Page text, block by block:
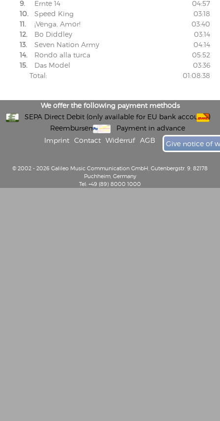
9.
Ernte 14
04:57
10.
Speed King
03:18
11.
¡Venga, Amor!
03:40
12.
Bo Diddley
03:14
13.
Seven Nation Army
04:14
14.
Rondo alla turca
05:52
15.
Das Model
03:36
Total:
01:08:38
We offer the following payment methods
SEPA Direct Debit (only available for EU bank accounts)
Reembursement
Payment in advance
Imprint
Contact Widerruf AGB Give notice of
© 2002 - 2026 Galileo Music Communication GmbH, Gutenbergstr. 9, 82178
Puchheim, Germany
Tel: +49 (89) 8000 1000